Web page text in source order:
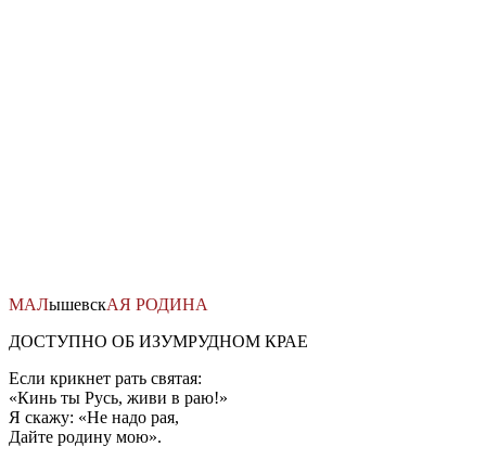
МАЛышевскАЯ РОДИНА
ДОСТУПНО ОБ ИЗУМРУДНОМ КРАЕ
Если крикнет рать святая:
«Кинь ты Русь, живи в раю!»
Я скажу: «Не надо рая,
Дайте родину мою».